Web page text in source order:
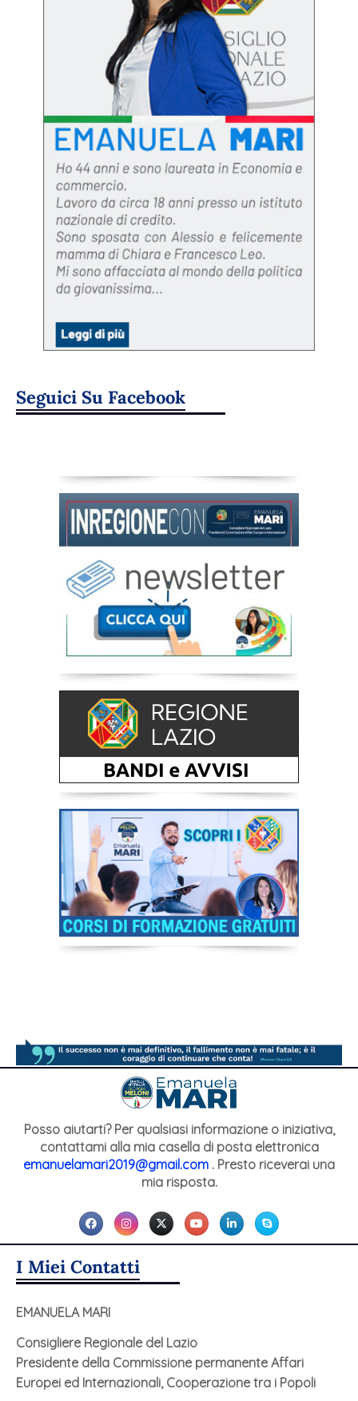
Seguici Su Facebook
Posso aiutarti? Per qualsiasi informazione o iniziativa,
contattami alla mia casella di posta elettronica
emanuelamari2019@gmail.com . Presto riceverai una
mia risposta.
I Miei Contatti
EMANUELA MARI
Consigliere Regionale del Lazio
Presidente della Commissione permanente Affari
Europei ed Internazionali, Cooperazione tra i Popoli